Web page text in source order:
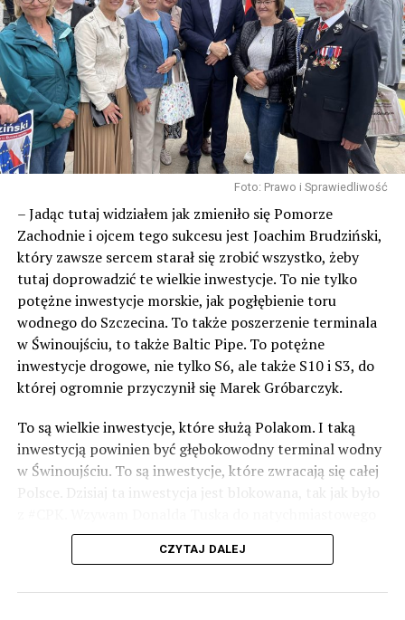
Foto: Prawo i Sprawiedliwość
– Jadąc tutaj widziałem jak zmieniło się Pomorze
Zachodnie i ojcem tego sukcesu jest Joachim Brudziński,
który zawsze sercem starał się zrobić wszystko, żeby
tutaj doprowadzić te wielkie inwestycje. To nie tylko
potężne inwestycje morskie, jak pogłębienie toru
wodnego do Szczecina. To także poszerzenie terminala
w Świnoujściu, to także Baltic Pipe. To potężne
inwestycje drogowe, nie tylko S6, ale także S10 i S3, do
której ogromnie przyczynił się Marek Gróbarczyk.
To są wielkie inwestycje, które służą Polakom. I taką
inwestycją powinien być głębokowodny terminal wodny
w Świnoujściu. To są inwestycje, które zwracają się całej
Polsce. Dzisiaj ta inwestycja jest blokowana, tak jak było
odblokowania CPK.
wykorzystać wspaniały potencjał Zachodniego Pomorza,
CZYTAJ DALEJ